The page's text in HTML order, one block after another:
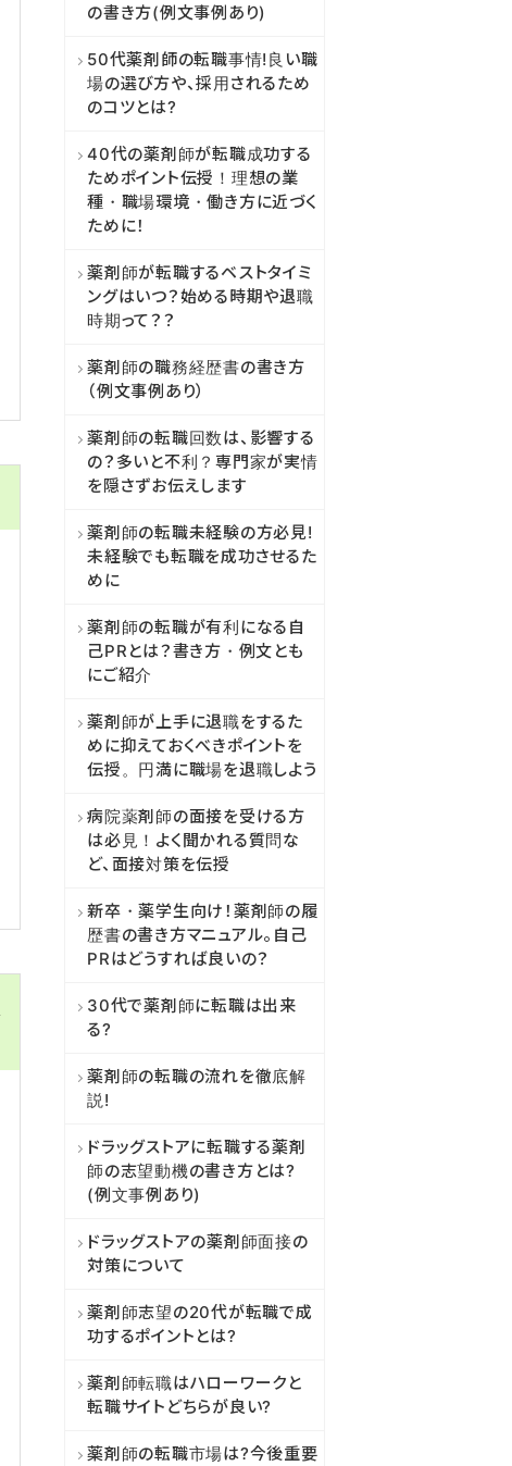
の書き方(例文事例あり)
50代薬剤師の転職事情!良い職
場の選び方や、採用されるため
のコツとは?
40代の薬剤師が転職成功する
ためポイント伝授！理想の業
種・職場環境・働き方に近づく
ために！
薬剤師が転職するベストタイミ
ングはいつ？始める時期や退職
時期って？？
薬剤師の職務経歴書の書き方
（例文事例あり）
薬剤師の転職回数は、影響する
の？多いと不利？専門家が実情
を隠さずお伝えします
薬剤師の転職未経験の方必見!
未経験でも転職を成功させるた
めに
薬剤師の転職が有利になる自
己PRとは？書き方・例文とも
にご紹介
薬剤師が上手に退職をするた
めに抑えておくべきポイントを
伝授。円満に職場を退職しよう
病院薬剤師の面接を受ける方
は必見！よく聞かれる質問な
ど、面接対策を伝授
新卒・薬学生向け！薬剤師の履
歴書の書き方マニュアル。自己
PRはどうすれば良いの？
30代で薬剤師に転職は出来
る?
薬剤師の転職の流れを徹底解
説!
ドラッグストアに転職する薬剤
師の志望動機の書き方とは?
(例文事例あり)
ドラッグストアの薬剤師面接の
対策について
薬剤師志望の20代が転職で成
功するポイントとは?
薬剤師転職はハローワークと
転職サイトどちらが良い?
薬剤師の転職市場は?今後重要